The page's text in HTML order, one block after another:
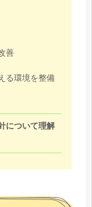
善
る環境を整備
について理解